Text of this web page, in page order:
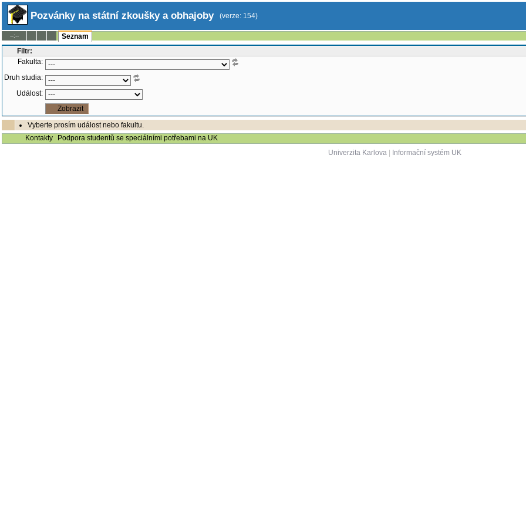
Pozvánky na státní zkoušky a obhajoby (verze: 154)
--:--
Seznam
Filtr:
Fakulta:
Druh studia:
Událost:
Vyberte prosím událost nebo fakultu.
Kontakty
Podpora studentů se speciálními potřebami na UK
Univerzita Karlova| Informační systém UK